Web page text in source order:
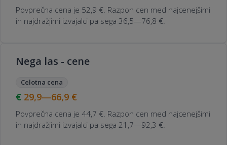
Povprečna cena je 52,9 €. Razpon cen med najcenejšimi
in najdražjimi izvajalci pa sega 36,5—76,8 €.
Nega las - cene
Celotna cena
29,9—66,9 €
Povprečna cena je 44,7 €. Razpon cen med najcenejšimi
in najdražjimi izvajalci pa sega 21,7—92,3 €.